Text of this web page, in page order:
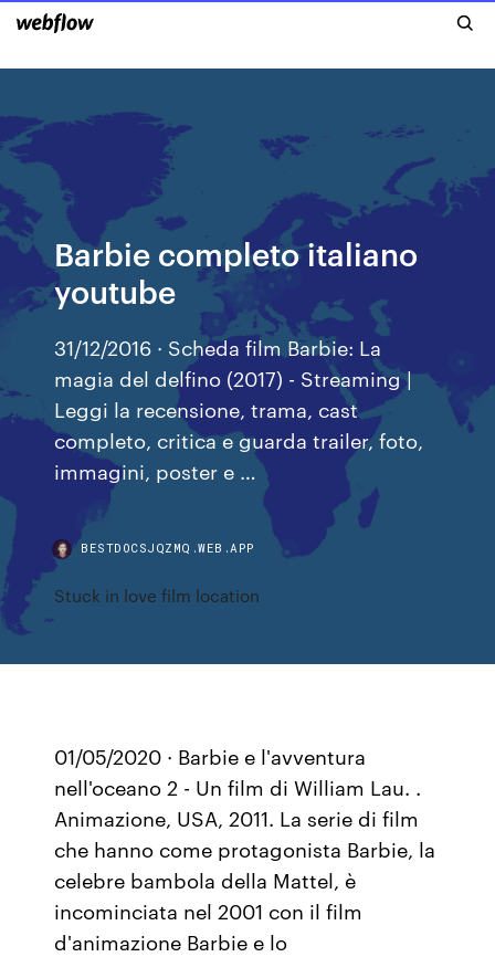
Barbie completo italiano
youtube
31/12/2016 · Scheda film Barbie: La
magia del delfino (2017) - Streaming |
Leggi la recensione, trama, cast
completo, critica e guarda trailer, foto,
immagini, poster e …
BESTDOCSJQZMQ.WEB.APP
Stuck in love film location
01/05/2020 · Barbie e l'avventura
nell'oceano 2 - Un film di William Lau. .
Animazione, USA, 2011. La serie di film
che hanno come protagonista Barbie, la
celebre bambola della Mattel, è
incominciata nel 2001 con il film
d'animazione Barbie e lo